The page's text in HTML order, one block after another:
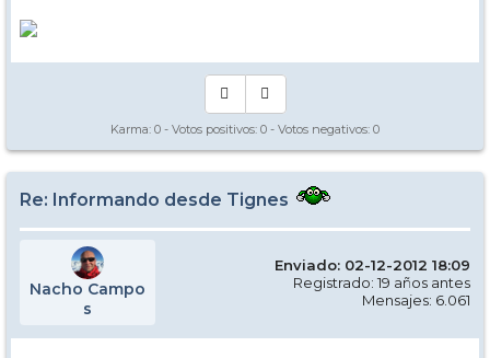
Karma: 0 - Votos positivos: 0 - Votos negativos: 0
Re: Informando desde Tignes
Nacho Campo
s
Enviado: 02-12-2012 18:09
Registrado: 19 años antes
Mensajes: 6.061